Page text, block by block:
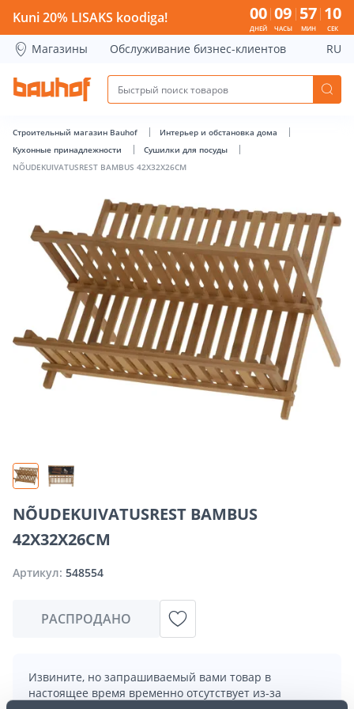
NÕUDEKUIVATUSREST BAMBUS 42X32X26CM - Bauhof has
Kuni 20% LISAKS koodiga! 00
ДНЕЙ
09
ЧАСЫ
57
МИН
10
СЕК
Магазины Обслуживание бизнес-клиентов RU
Строительный магазин Bauhof
Интерьер и обстановка дома
Кухонные принадлежности
Сушилки для посуды
NÕUDEKUIVATUSREST BAMBUS 42X32X26CM
NÕUDEKUIVATUSREST BAMBUS
42X32X26CM
Артикул: 548554
РАСПРОДАНО
Извините, но запрашиваемый вами товар в
настоящее время временно отсутствует из-за